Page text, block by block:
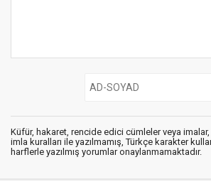
Küfür, hakaret, rencide edici cümleler veya imalar,
imla kuralları ile yazılmamış, Türkçe karakter
harflerle yazılmış yorumlar onaylanmamaktadır.